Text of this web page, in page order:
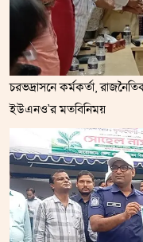
চরভদ্রাসনে কর্মকর্তা,
ইউএনও’র মতবিনিময়